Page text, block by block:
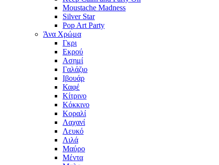
Moustache Madness
Silver Star
Pop Art Party
Άνα Χρώμα
Γκρι
Εκρού
Ασημί
Γαλάζιο
Ιβουάρ
Καφέ
Κίτρινο
Κόκκινο
Κοραλί
Λαχανί
Λευκό
Λιλά
Μαύρο
Μέντα